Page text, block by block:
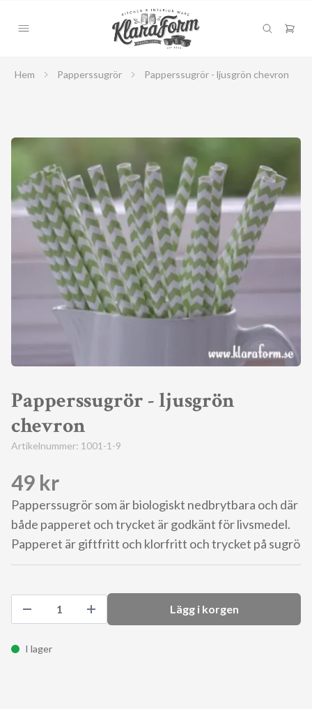
Hem Papperssugrör Papperssugrör - ljusgrön chevron
Papperssugrör - ljusgrön
chevron
Artikelnummer: 1001-1-9
49 kr
Papperssugrör som är biologiskt nedbrytbara och där
både papperet och trycket är godkänt för livsmedel.
Papperet är giftfritt och klorfritt och trycket på sugrö
Lägg i korgen
I lager